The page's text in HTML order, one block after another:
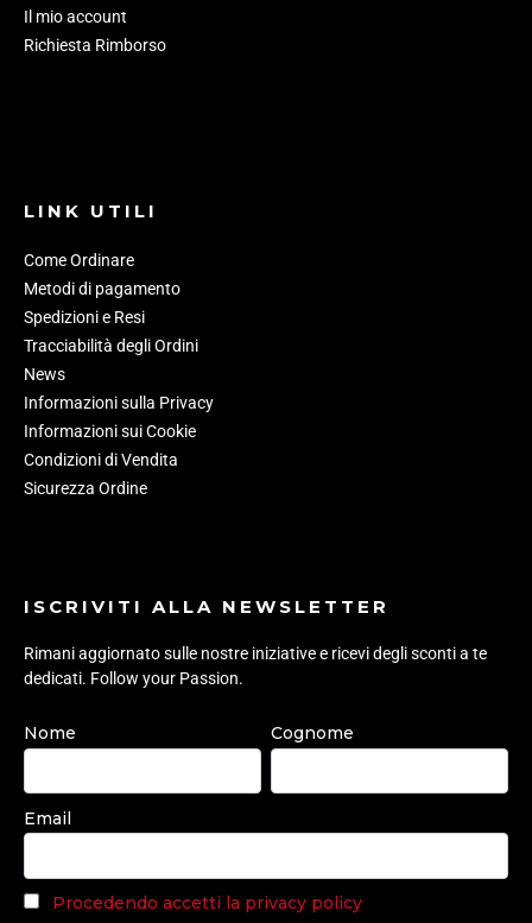
Il mio account
Richiesta Rimborso
LINK UTILI
Come Ordinare
Metodi di pagamento
Spedizioni e Resi
Tracciabilità degli Ordini
News
Informazioni sulla Privacy
Informazioni sui Cookie
Condizioni di Vendita
Sicurezza Ordine
ISCRIVITI ALLA NEWSLETTER
Rimani aggiornato sulle nostre iniziative e ricevi degli sconti a te
dedicati. Follow your Passion.
Nome Cognome
Email
Procedendo accetti la privacy policy